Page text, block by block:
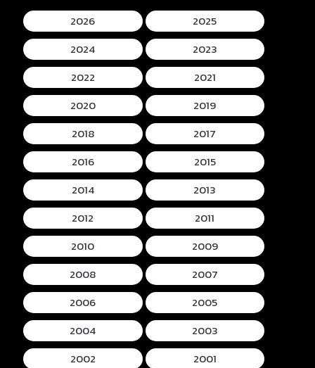
2026
2025
2024
2023
2022
2021
2020
2019
2018
2017
2016
2015
2014
2013
2012
2011
2010
2009
2008
2007
2006
2005
2004
2003
2002
2001